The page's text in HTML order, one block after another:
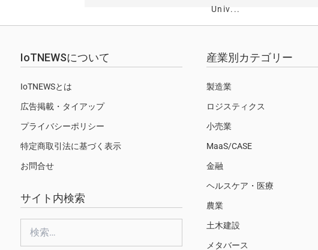
Univ...
IoTNEWSについて
IoTNEWSとは
広告掲載・タイアップ
プライバシーポリシー
特定商取引法に基づく表示
お問合せ
サイト内検索
索:
産業別カテゴリー
製造業
ロジスティクス
小売業
MaaS/CASE
金融
ヘルスケア・医療
農業
土木建設
メタバース